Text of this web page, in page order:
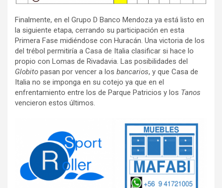
Finalmente, en el Grupo D Banco Mendoza ya está listo en
la siguiente etapa, cerrando su participación en esta
Primera Fase midiéndose con Huracán. Una victoria de los
del trébol permitiría a Casa de Italia clasificar si hace lo
propio con Lomas de Rivadavia. Las posibilidades del
Globito pasan por vencer a los bancarios, y que Casa de
Italia no se imponga en su cotejo ya que en el
enfrentamiento entre los de Parque Patricios y los Tanos
vencieron estos últimos.